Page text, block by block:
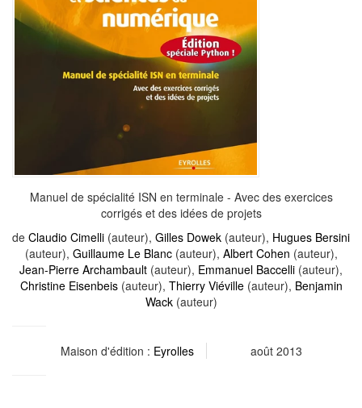
Manuel de spécialité ISN en terminale - Avec des exercices
corrigés et des idées de projets
de Claudio Cimelli (auteur), Gilles Dowek (auteur), Hugues Bersini
(auteur), Guillaume Le Blanc(auteur), Albert Cohen (auteur),
Jean-Pierre Archambault (auteur), Emmanuel Baccelli (auteur),
Christine Eisenbeis(auteur), Thierry Viéville(auteur), Benjamin
Wack(auteur)
Maison d'édition : Eyrolles août 2013